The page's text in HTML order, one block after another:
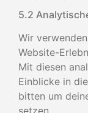
5.2
Wir
Website-
Mit diesen
Einblicke in
bitten um
setzen.